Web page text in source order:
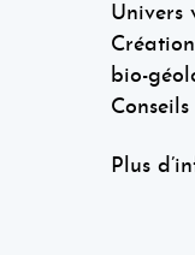
Univers
bio-
Plus